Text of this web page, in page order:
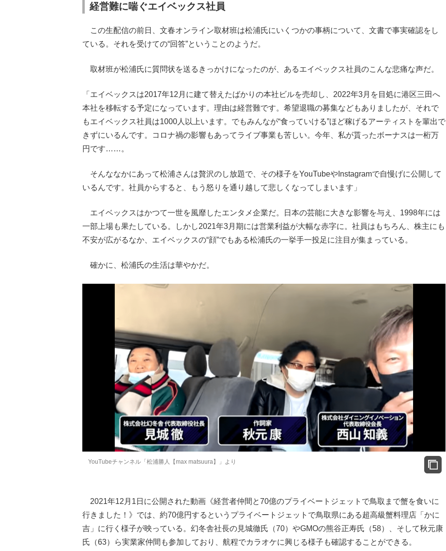
経営難に喘ぐエイベックス社員
この生配信の前日、文春オンライン取材班は松浦氏にいくつかの事柄について、文書で事実確認をし
ている。それを受けての“回答”ということのようだ。
取材班が松浦氏に質問状を送るきっかけになったのが、あるエイベックス社員のこんな悲痛な声だ。
「エイベックスは2017年12月に建て替えたばかりの本社ビルを売却し、2022年3月を目処に港区三田へ
本社を移転する予定になっています。理由は経営難です。希望退職の募集などもありましたが、それで
もエイベックス社員は1000人以上います。でもみんなが“食っていける”ほど稼げるアーティストを輩出で
きずにいるんです。コロナ禍の影響もあってライブ事業も苦しい。今年、私が貰ったボーナスは一桁万
円です……。
そんななかにあって松浦さんは贅沢のし放題で、その様子をYouTubeやInstagramで自慢げに公開して
いるんです。社員からすると、もう怒りを通り越して悲しくなってしまいます」
エイベックスはかつて一世を風靡したエンタメ企業だ。日本の芸能に大きな影響を与え、1998年には
一部上場も果たしている。しかし2021年3月期には営業利益が大幅な赤字に。社員はもちろん、株主にも
不安が広がるなか、エイベックスの“顔”でもある松浦氏の一挙手一投足に注目が集まっている。
確かに、松浦氏の生活は華やかだ。
YouTubeチャンネル「松浦勝人【max matsuura】」より
2021年12月1日に公開された動画《経営者仲間と70億のプライベートジェットで鳥取まで蟹を食いに
行きました！》では、約70億円するというプライベートジェットで鳥取県にある超高級蟹料理店「かに
吉」に行く様子が映っている。幻冬舎社長の見城徹氏（70）やGMOの熊谷正寿氏（58）、そして秋元康
氏（63）ら実業家仲間も参加しており、航程でカラオケに興じる様子も確認することができる。